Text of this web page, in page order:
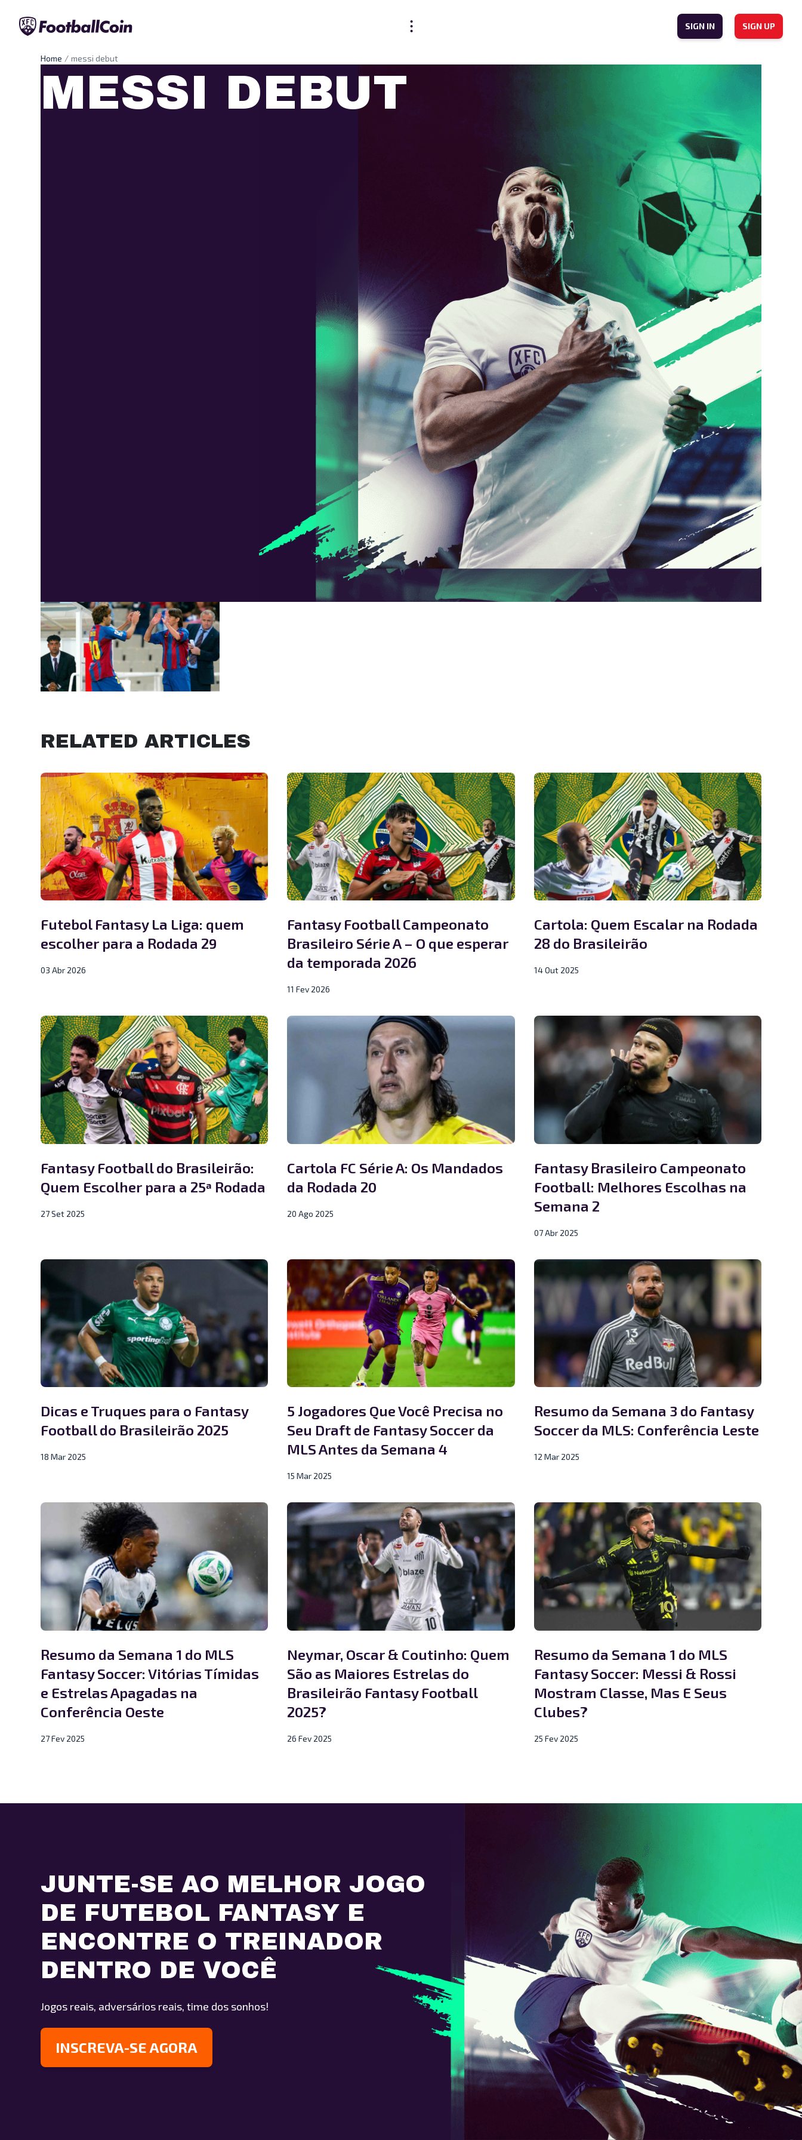
SIGN IN SIGN UP
Home messi debut
MESSI DEBUT
RELATED ARTICLES
Futebol Fantasy La Liga: quem
escolher para a Rodada 29
03 Abr 2026
Fantasy Football Campeonato
Brasileiro Série A – O que esperar
da temporada 2026
11 Fev 2026
Cartola: Quem Escalar na Rodada
28 do Brasileirão
14 Out 2025
Fantasy Football do Brasileirão:
Quem Escolher para a 25ª Rodada
27 Set 2025
Cartola FC Série A: Os Mandados
da Rodada 20
20 Ago 2025
Fantasy Brasileiro Campeonato
Football: Melhores Escolhas na
Semana 2
07 Abr 2025
Dicas e Truques para o Fantasy
Football do Brasileirão 2025
18 Mar 2025
5 Jogadores Que Você Precisa no
Seu Draft de Fantasy Soccer da
MLS Antes da Semana 4
15 Mar 2025
Resumo da Semana 3 do Fantasy
Soccer da MLS: Conferência Leste
12 Mar 2025
Resumo da Semana 1 do MLS
Fantasy Soccer: Vitórias Tímidas
e Estrelas Apagadas na
Conferência Oeste
27 Fev 2025
Neymar, Oscar & Coutinho: Quem
São as Maiores Estrelas do
Brasileirão Fantasy Football
2025?
26 Fev 2025
Resumo da Semana 1 do MLS
Fantasy Soccer: Messi & Rossi
Mostram Classe, Mas E Seus
Clubes?
25 Fev 2025
JUNTE-SE AO MELHOR JOGO
DE FUTEBOL FANTASY E
ENCONTRE O TREINADOR
DENTRO DE VOCÊ
Jogos reais, adversários reais, time dos sonhos!
INSCREVA-SE AGORA